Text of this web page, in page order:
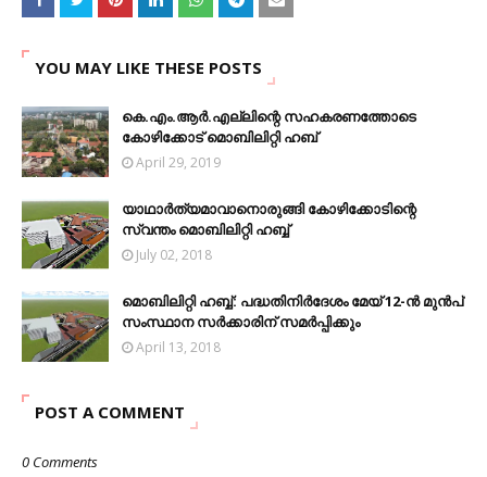
YOU MAY LIKE THESE POSTS
കെ.എം.ആര്‍.എല്ലിന്റെ സഹകരണത്തോടെ
കോഴിക്കോട് മൊബിലിറ്റി ഹബ്
April 29, 2019
യാഥാർത്യമാവാനൊരുങ്ങി കോഴിക്കോടിന്റെ
സ്വന്തം മൊബിലിറ്റി ഹബ്ബ്
July 02, 2018
മൊബിലിറ്റി ഹബ്ബ്: പദ്ധതിനിർദേശം മേയ് 12-ൻ മുൻപ്
സംസ്ഥാന സർക്കാരിന് സമർപ്പിക്കും
April 13, 2018
POST A COMMENT
0 Comments